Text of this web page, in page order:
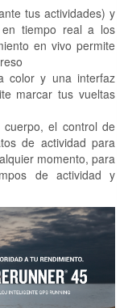
tus actividades) y
tiempo real a los
en vivo permite
color y una interfaz
marcar tus vueltas
el control de
de actividad para
momento, para
de actividad y